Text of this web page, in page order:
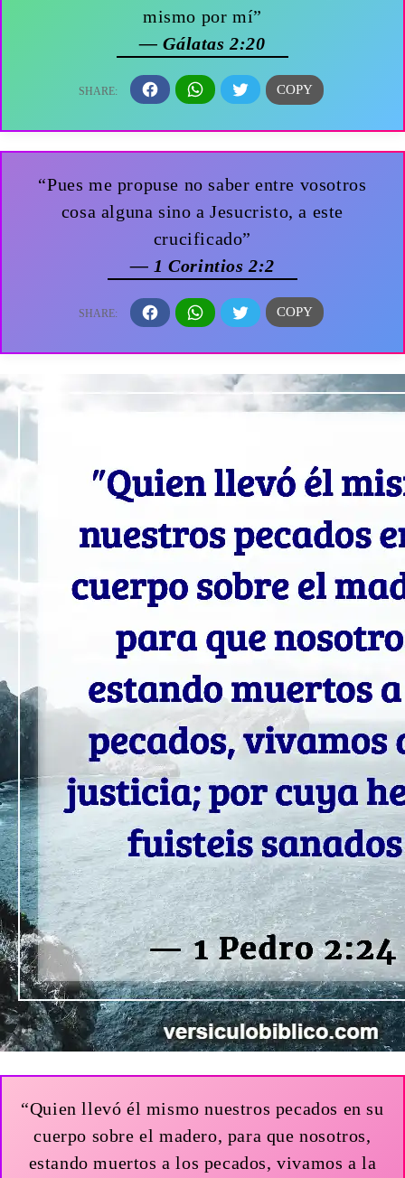
mismo por mí”
— Gálatas 2:20
“Pues me propuse no saber entre vosotros
cosa alguna sino a Jesucristo, a este
crucificado”
— 1 Corintios 2:2
“Quien llevó él mismo nuestros pecados en su
cuerpo sobre el madero, para que nosotros,
estando muertos a los pecados, vivamos a la